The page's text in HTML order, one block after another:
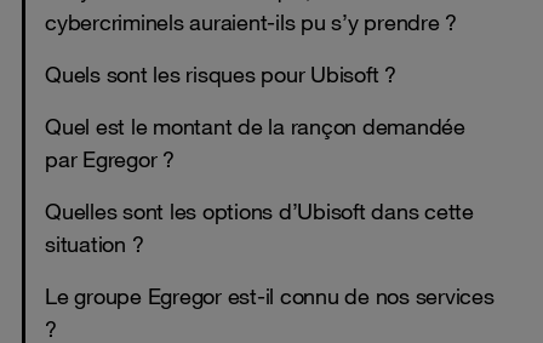
cybercriminels auraient-ils pu s’y prendre ?
Quels sont les risques pour Ubisoft ?
Quel est le montant de la rançon demandée
par Egregor ?
Quelles sont les options d’Ubisoft dans cette
situation ?
Le groupe Egregor est-il connu de nos services
?